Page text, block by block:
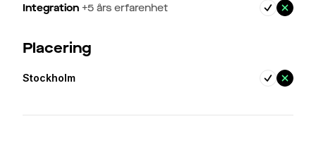
Integration +5 års erfarenhet
Placering
Stockholm